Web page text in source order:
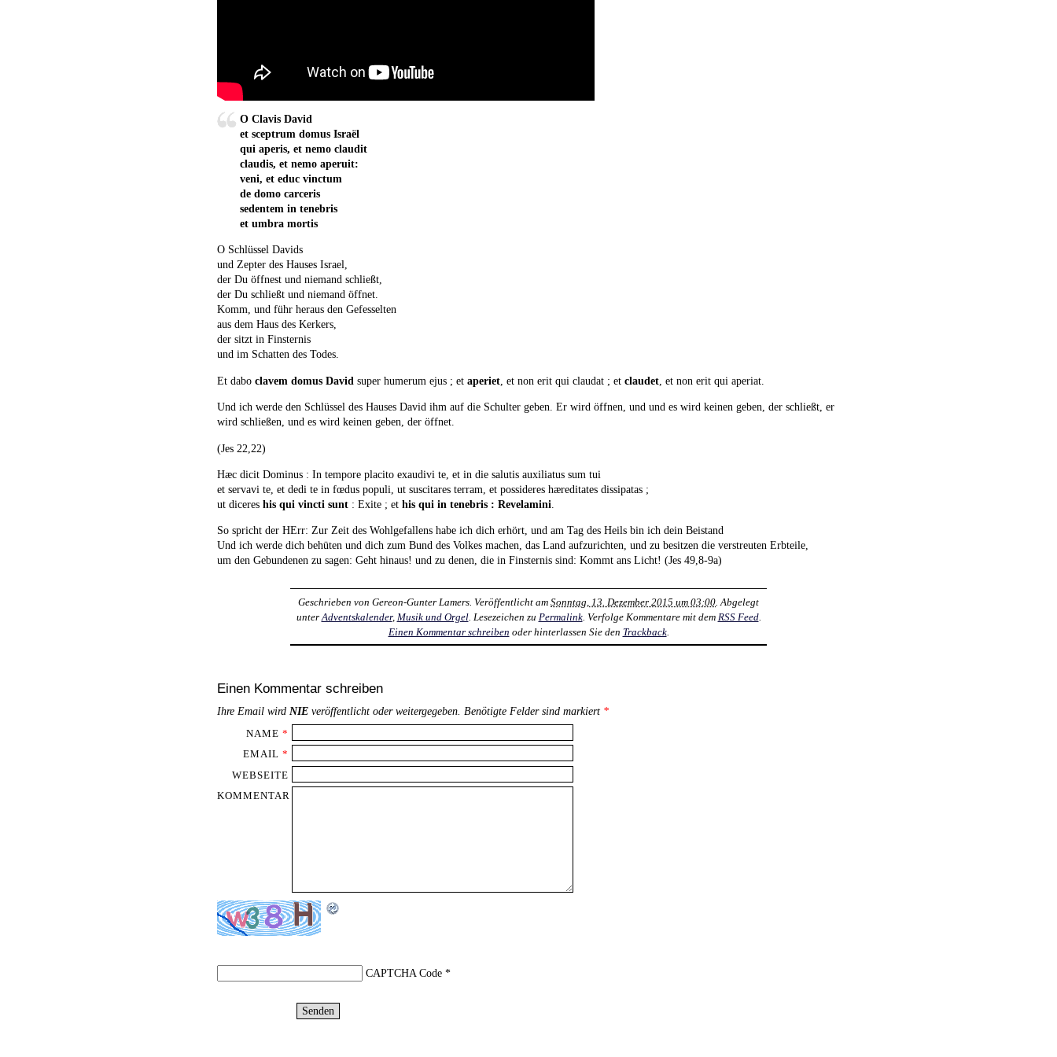
O Clavis David
et sceptrum domus Israël
qui aperis, et nemo claudit
claudis, et nemo aperuit:
veni, et educ vinctum
de domo carceris
sedentem in tenebris
et umbra mortis
O Schlüssel Davids
und Zepter des Hauses Israel,
der Du öffnest und niemand schließt,
der Du schließt und niemand öffnet.
Komm, und führ heraus den Gefesselten
aus dem Haus des Kerkers,
der sitzt in Finsternis
und im Schatten des Todes.
Et dabo clavem domus David super humerum ejus ; et aperiet , et non erit qui claudat ; et claudet , et non erit qui aperiat.
Und ich werde den Schlüssel des Hauses David ihm auf die Schulter geben. Er wird öffnen, und und es wird keinen geben, der schließt, er
wird schließen, und es wird keinen geben, der öffnet.
(Jes 22,22)
Hæc dicit Dominus : In tempore placito exaudivi te, et in die salutis auxiliatus sum tui
et servavi te, et dedi te in fœdus populi, ut suscitares terram, et possideres hæreditates dissipatas ;
ut diceres his qui vincti sunt : Exite ; et his qui in tenebris : Revelamini
So spricht der HErr: Zur Zeit des Wohlgefallens habe ich dich erhört, und am Tag des Heils bin ich dein Beistand
Und ich werde dich behüten und dich zum Bund des Volkes machen, das Land aufzurichten, und zu besitzen die verstreuten Erbteile,
um den Gebundenen zu sagen: Geht hinaus! und zu denen, die in Finsternis sind: Kommt ans Licht! (Jes 49,8-9a)
Geschrieben von Gereon-Gunter Lamers . Veröffentlicht am Sonntag, 13. Dezember 2015 um 03:00 . Abgelegt
unter Adventskalender, Musik und Orgel. Lesezeichen zu Permalink. Verfolge Kommentare mit dem RSS Feed.
Einen Kommentar schreiben oder hinterlassen Sie den Trackback.
Einen Kommentar schreiben
Ihre Email wird NIE veröffentlicht oder weitergegeben. Benötigte Felder sind markiert *
NAME *
EMAIL *
WEBSEITE
KOMMENTAR
CAPTCHA Code *